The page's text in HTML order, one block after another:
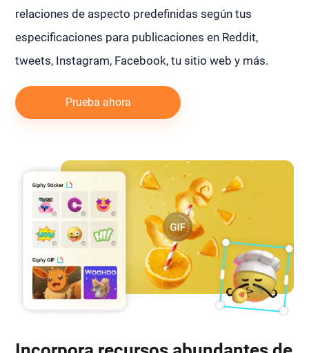
relaciones de aspecto predefinidas según tus
especificaciones para publicaciones en Reddit,
tweets, Instagram, Facebook, tu sitio web y más.
Prueba ahora